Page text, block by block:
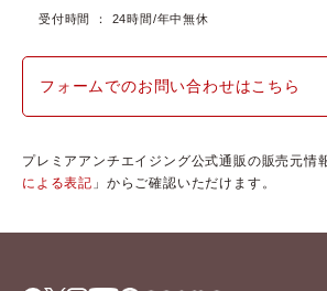
受付時間 ： 24時間/年中無休
フォームでのお問い合わせはこちら
プレミアアンチエイジング公式通販の販売元情
による表記 」からご確認いただけます。